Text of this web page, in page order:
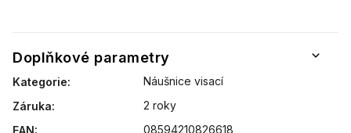
Doplňkové parametry
Kategorie:
Náušnice visací
Záruka:
2 roky
08594210826618